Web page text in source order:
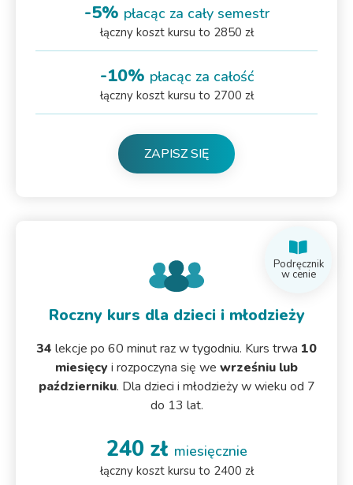
-5% płacąc za cały semestr
łączny koszt kursu to 2850 zł
-10% płacąc za całość
łączny koszt kursu to 2700 zł
ZAPISZ SIĘ
Podręcznik
w cenie
Roczny kurs dla dzieci i młodzieży
34 lekcje po 60 minut raz w tygodniu. Kurs trwa 10
miesięcy i rozpoczyna się we wrześniu lub
październiku. Dla dzieci i młodzieży w wieku od 7
do 13 lat.
240 zł miesięcznie
łączny koszt kursu to 2400 zł